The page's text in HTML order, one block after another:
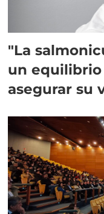
"La
un
asegurar su